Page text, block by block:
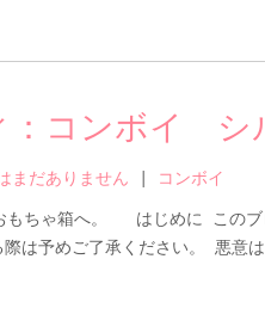
：コンボイ シ
まだありません コンボイ
ちゃ箱へ。 はじめに このブ
際は予めご了承ください。 悪意